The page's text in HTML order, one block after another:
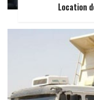
Location